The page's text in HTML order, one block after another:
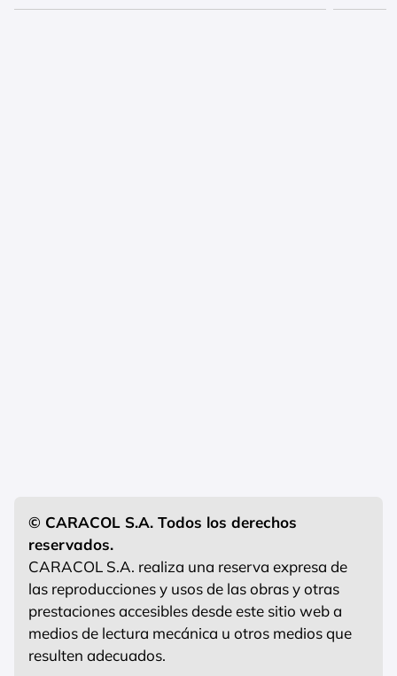
© CARACOL S.A. Todos los derechos
reservados.
CARACOL S.A. realiza una reserva expresa de
las reproducciones y usos de las obras y otras
prestaciones accesibles desde este sitio web a
medios de lectura mecánica u otros medios que
resulten adecuados.